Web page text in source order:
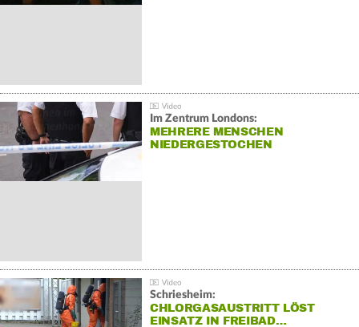
Im Zentrum Londons:
MEHRERE MENSCHEN
NIEDERGESTOCHEN
Schriesheim:
CHLORGASAUSTRITT LÖST
EINSATZ IN FREIBAD…